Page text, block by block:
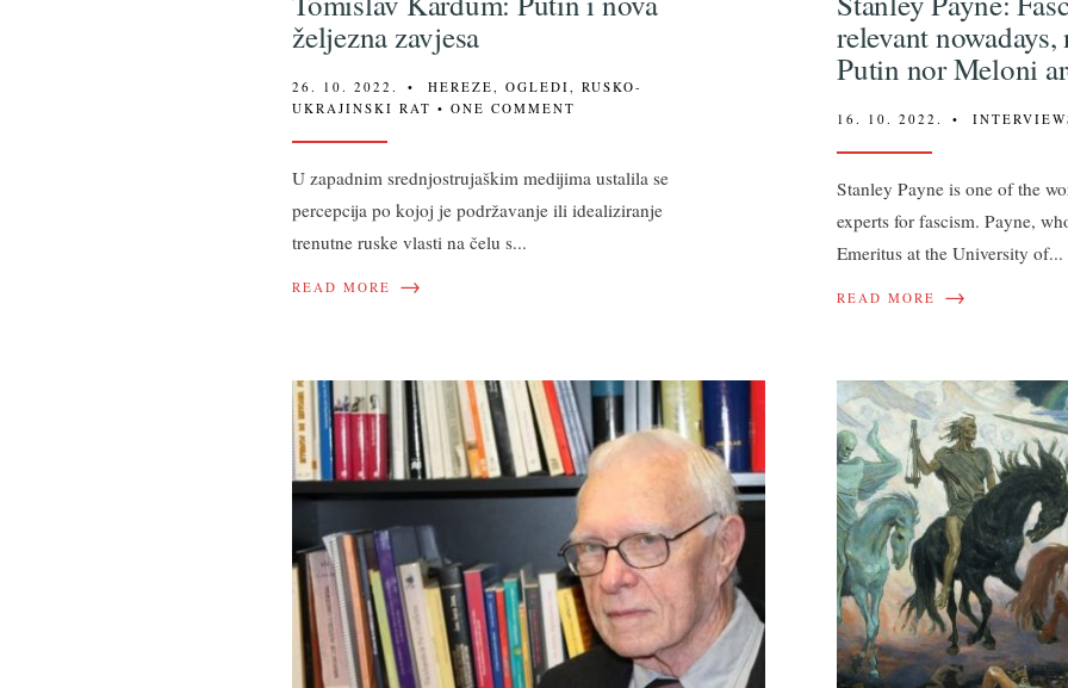
željezna zavjesa
26. 10. 2022. • HEREZE ,OGLEDI ,RUSKO-
UKRAJINSKI RAT • ONE COMMENT
U zapadnim srednjostrujaškim medijima ustalila se
percepcija po kojoj je podržavanje ili idealiziranje
trenutne ruske vlasti na čelu s...
READ MORE →
relevant nowadays,
Putin nor Meloni
16. 10. 2022. •
Stanley Payne is one of the
experts for fascism. Payne,
Emeritus at the University of...
READ MORE →